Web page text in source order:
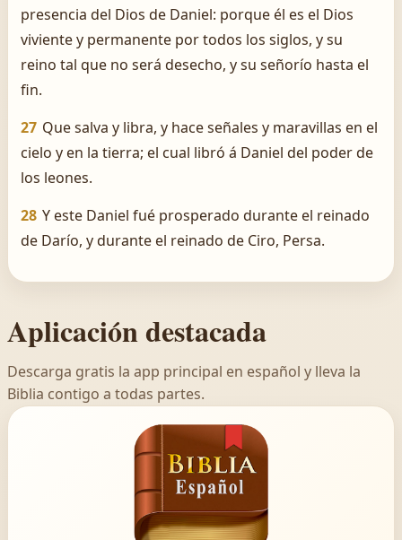
presencia del Dios de Daniel: porque él es el Dios
viviente y permanente por todos los siglos, y su
reino tal que no será desecho, y su señorío hasta el
fin.
27 Que salva y libra, y hace señales y maravillas en el
cielo y en la tierra; el cual libró á Daniel del poder de
los leones.
28 Y este Daniel fué prosperado durante el reinado
de Darío, y durante el reinado de Ciro, Persa.
Aplicación destacada
Descarga gratis la app principal en español y lleva la
Biblia contigo a todas partes.